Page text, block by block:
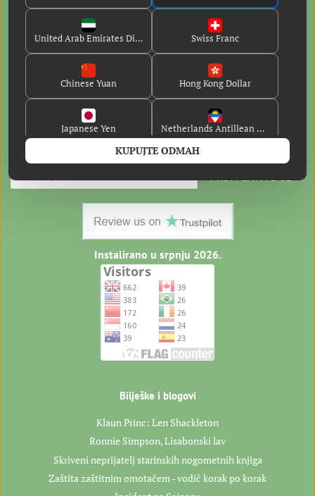
Pravila o privatnosti
Uvjeti pružanja usluge
PRATITE NAS
Instagram
PRETPLATITE SE
Instalirano u srpnju 2026.
Bilješke i blogovi
Klaun Princ: Len Shackleton
Ronnie Simpson, Lisabonski lav
Skriveni neprijatelj starinskih nogometnih knjiga
Zaštita zaštitnim omotačem - vodič korak po korak
United Arab Emirates Dirham Swiss Franc
Chinese Yuan Hong Kong Dollar
Japanese Yen Netherlands Antillean Guilder
Jersey Pound Singapore Dollar
English
German
Portuguese (Brazil) Hindi
KUPUJTE ODMAH